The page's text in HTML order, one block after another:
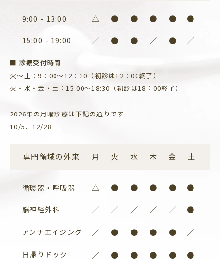
9:00 - 13:00 △ ● ● ● ● ●
15:00 - 19:00 ／ ● ● ／ ● ／
■ 診療受付時間
火〜土：9：00～12：30（初診は12：00終了）
火・水・金・土：15:00～18:30（初診は18：00終了）
2026年の月曜診療は下記の通りです
10/5、12/28
専門領域の外来 月 火 水 木 金 土
循環器・呼吸器 △ ● ● ● ● ●
脳神経外科 ／ ／ ／ ／ ／ ●
アンチエイジング ／ ● ● ● ● ／
日帰りドック ／ ● ● ● ● ●